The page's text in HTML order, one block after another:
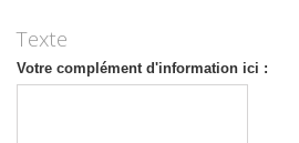
Texte
Votre complément d'information ici :